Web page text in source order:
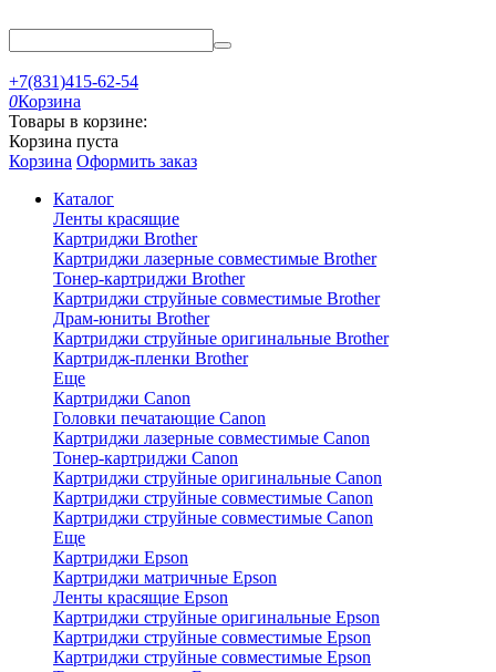
+7(831)415-62-54
0Корзина
Товары в корзине:
Корзина пуста
Корзина Оформить заказ
Каталог
Ленты красящие
Картриджи Brother
Картриджи лазерные совместимые Brother
Тонер-картриджи Brother
Картриджи струйные совместимые Brother
Драм-юниты Brother
Картриджи струйные оригинальные Brother
Картридж-пленки Brother
Еще
Картриджи Canon
Головки печатающие Canon
Картриджи лазерные совместимые Canon
Тонер-картриджи Canon
Картриджи струйные оригинальные Canon
Картриджи струйные совместимые Canon
Картриджи струйные совместимые Canon
Еще
Картриджи Epson
Картриджи матричные Epson
Ленты красящие Epson
Картриджи струйные оригинальные Epson
Картриджи струйные совместимые Epson
Картриджи струйные совместимые Epson